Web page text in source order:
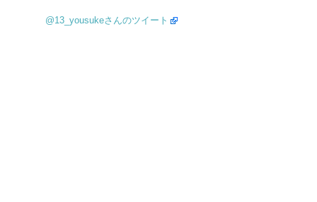
@13_yousukeさんのツイート